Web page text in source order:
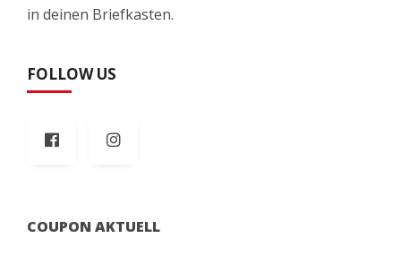
in deinen Briefkasten.
FOLLOW US
COUPON AKTUELL